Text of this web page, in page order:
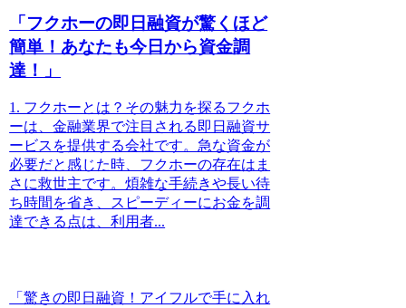
「フクホーの即日融資が驚くほど
簡単！あなたも今日から資金調
達！」
1. フクホーとは？その魅力を探るフクホ
ーは、金融業界で注目される即日融資サ
ービスを提供する会社です。急な資金が
必要だと感じた時、フクホーの存在はま
さに救世主です。煩雑な手続きや長い待
ち時間を省き、スピーディーにお金を調
達できる点は、利用者...
「驚きの即日融資！アイフルで手に入れ